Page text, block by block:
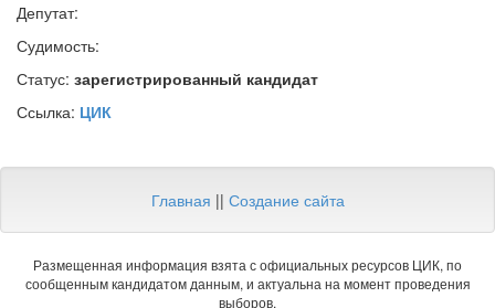
Депутат:
Судимость:
Статус: зарегистрированный кандидат
Ссылка: ЦИК
Главная || Создание сайта
Размещенная информация взята с официальных ресурсов ЦИК, по
сообщенным кандидатом данным, и актуальна на момент проведения
выборов.